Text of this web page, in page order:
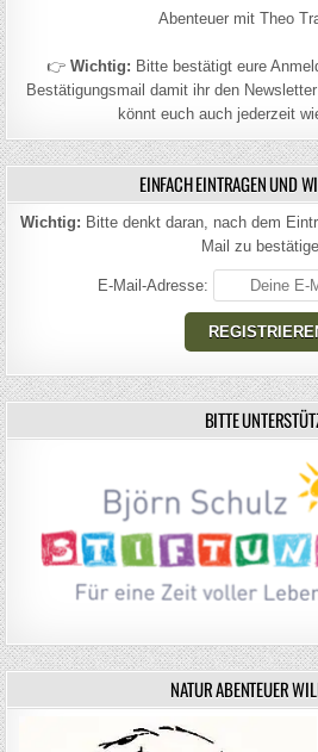
Abenteuer mit Theo
👉 Wichtig: Bitte bestätigt eure
Bestätigungsmail damit ihr den
könnt euch auch jederzeit
EINFACH EINTRAGEN UND
Wichtig: Bitte denkt daran, nach dem
Mail zu
E-Mail-Adresse:
BITTE
NATUR ABENTEUER